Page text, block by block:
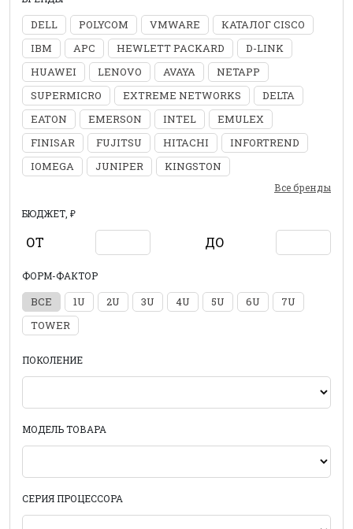
DELL POLYCOM VMWARE
КАТАЛОГ CISCO
IBM
APC HEWLETT PACKARD
D-LINK
HUAWEI
LENOVO AVAYA
NETAPP
SUPERMICRO
EXTREME NETWORKS
DELTA
EATON
EMERSON INTEL
EMULEX
FINISAR
FUJITSU HITACHI
INFORTREND
IOMEGA
JUNIPER KINGSTON
Все бренды
БЮДЖЕТ, ₽
ОТ ДО
ФОРМ-ФАКТОР
ВСЕ 1U 2U 3U 4U 5U 6U
7U
TOWER
ПОКОЛЕНИЕ
МОДЕЛЬ ТОВАРА
СЕРИЯ ПРОЦЕССОРА